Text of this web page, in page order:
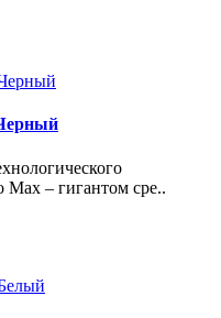
Max – гигантом сре..